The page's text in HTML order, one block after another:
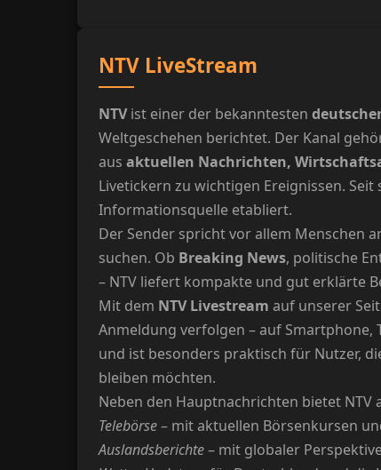
NTV LiveStream
NTVist einer der bekanntesten
Weltgeschehen berichtet. Der Kanal
aus aktuellen Nachrichten,
Livetickern zu wichtigen Ereignissen.
Informationsquelle etabliert.
Der Sender spricht vor allem Menschen
suchen. Ob Breaking News, politische
– NTV liefert kompakte und gut erklärte
Mit dem NTV Livestream auf unserer
Anmeldung verfolgen – auf
und ist besonders praktisch für Nutzer,
bleiben möchten.
Neben den Hauptnachrichten bietet NTV
Telebörse– mit aktuellen Börsenkursen
Auslandsberichte– mit globaler